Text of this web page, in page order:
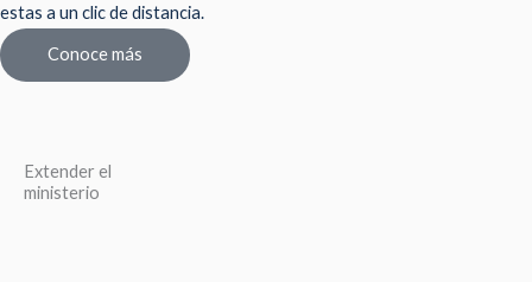
estas a un clic de distancia.
Conoce más
Extender el
ministerio